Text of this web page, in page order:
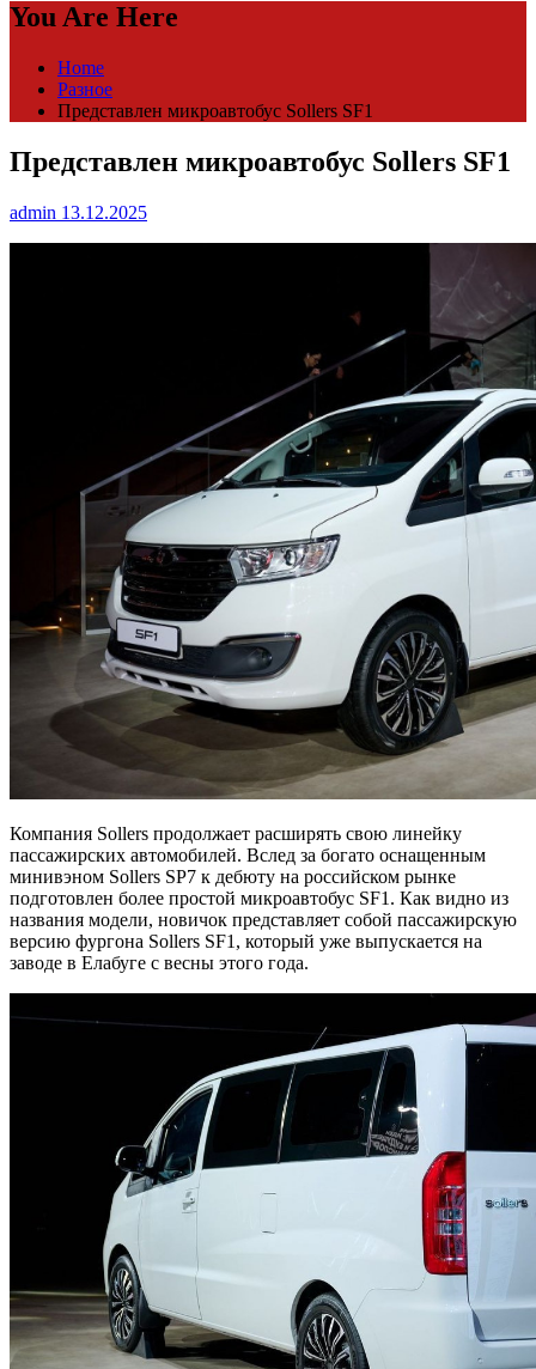
You Are Here
Home
Разное
Представлен микроавтобус Sollers SF1
Представлен микроавтобус Sollers SF1
admin 13.12.2025
Компания Sollers продолжает расширять свою линейку
пассажирских автомобилей. Вслед за богато оснащенным
минивэном Sollers SP7 к дебюту на российском рынке
подготовлен более простой микроавтобус SF1. Как видно из
названия модели, новичок представляет собой пассажирскую
версию фургона Sollers SF1, который уже выпускается на
заводе в Елабуге с весны этого года.